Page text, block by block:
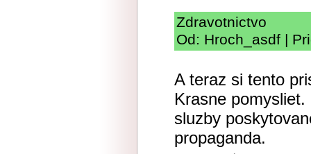
Zdravotnictvo
Od: Hroch_asdf |
A teraz si tento
Krasne
sluzby
propaganda.